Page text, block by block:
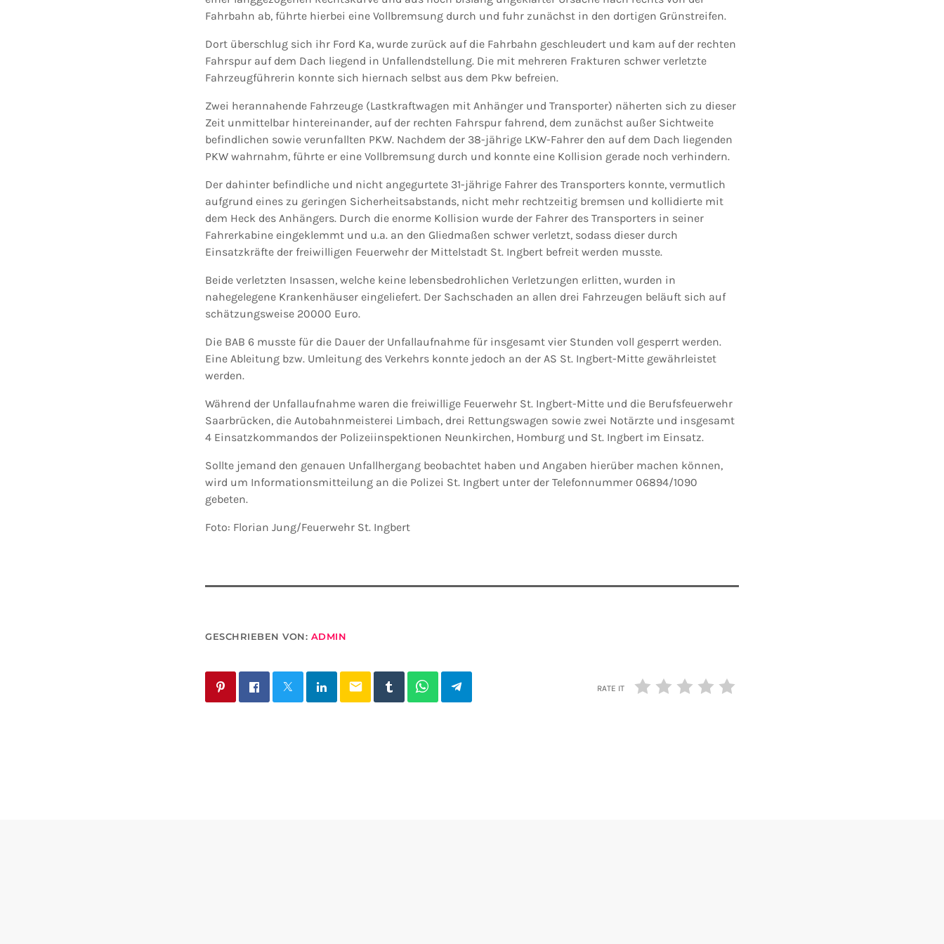
Fahrbahn ab, führte hierbei eine Vollbremsung durch und fuhr zunächst in den dortigen Grünstreifen.
Dort überschlug sich ihr Ford Ka, wurde zurück auf die Fahrbahn geschleudert und kam auf der rechten
Fahrspur auf dem Dach liegend in Unfallendstellung. Die mit mehreren Frakturen schwer verletzte
Fahrzeugführerin konnte sich hiernach selbst aus dem Pkw befreien.
Zwei herannahende Fahrzeuge (Lastkraftwagen mit Anhänger und Transporter) näherten sich zu dieser
Zeit unmittelbar hintereinander, auf der rechten Fahrspur fahrend, dem zunächst außer Sichtweite
befindlichen sowie verunfallten PKW. Nachdem der 38-jährige LKW-Fahrer den auf dem Dach liegenden
PKW wahrnahm, führte er eine Vollbremsung durch und konnte eine Kollision gerade noch verhindern.
Der dahinter befindliche und nicht angegurtete 31-jährige Fahrer des Transporters konnte, vermutlich
aufgrund eines zu geringen Sicherheitsabstands, nicht mehr rechtzeitig bremsen und kollidierte mit
dem Heck des Anhängers. Durch die enorme Kollision wurde der Fahrer des Transporters in seiner
Fahrerkabine eingeklemmt und u.a. an den Gliedmaßen schwer verletzt, sodass dieser durch
Einsatzkräfte der freiwilligen Feuerwehr der Mittelstadt St. Ingbert befreit werden musste.
Beide verletzten Insassen, welche keine lebensbedrohlichen Verletzungen erlitten, wurden in
nahegelegene Krankenhäuser eingeliefert. Der Sachschaden an allen drei Fahrzeugen beläuft sich auf
schätzungsweise 20000 Euro.
Die BAB 6 musste für die Dauer der Unfallaufnahme für insgesamt vier Stunden voll gesperrt werden.
Eine Ableitung bzw. Umleitung des Verkehrs konnte jedoch an der AS St. Ingbert-Mitte gewährleistet
werden.
Während der Unfallaufnahme waren die freiwillige Feuerwehr St. Ingbert-Mitte und die Berufsfeuerwehr
Saarbrücken, die Autobahnmeisterei Limbach, drei Rettungswagen sowie zwei Notärzte und insgesamt
4 Einsatzkommandos der Polizeiinspektionen Neunkirchen, Homburg und St. Ingbert im Einsatz.
Sollte jemand den genauen Unfallhergang beobachtet haben und Angaben hierüber machen können,
wird um Informationsmitteilung an die Polizei St. Ingbert unter der Telefonnummer 06894/1090
gebeten.
Foto: Florian Jung/Feuerwehr St. Ingbert
GESCHRIEBEN VON: ADMIN
email RATE IT